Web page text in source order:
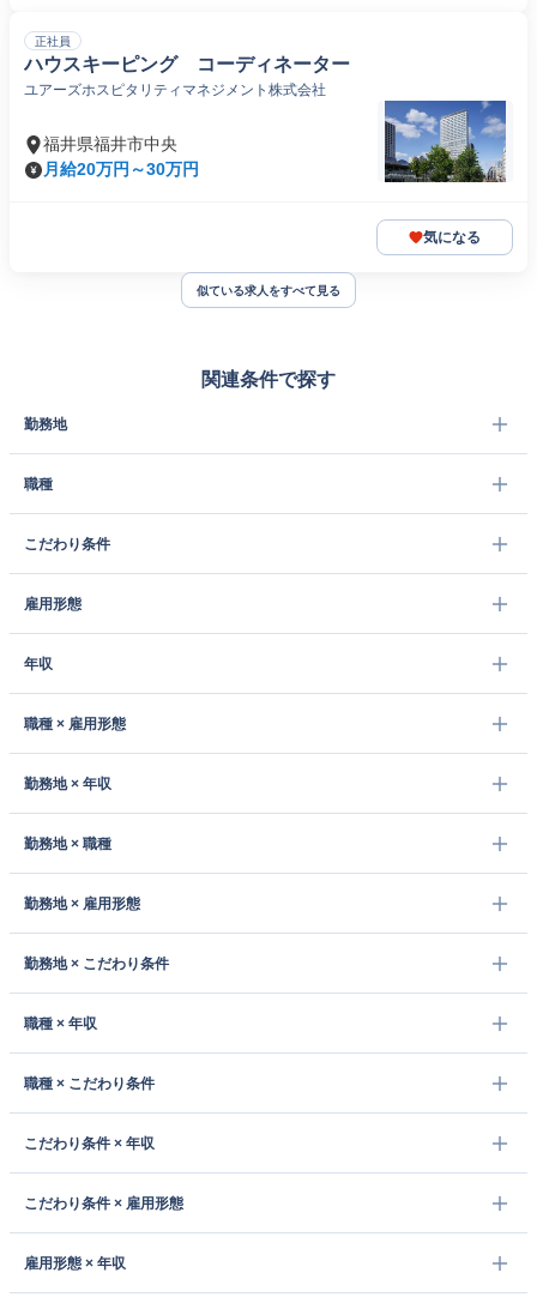
正社員
ハウスキーピング コーディネーター
ユアーズホスピタリティマネジメント株式会社
福井県福井市中央
月給20万円～30万円
気になる
似ている求人をすべて見る
関連条件で探す
勤務地
職種
こだわり条件
雇用形態
年収
職種 × 雇用形態
勤務地 × 年収
勤務地 × 職種
勤務地 × 雇用形態
勤務地 × こだわり条件
職種 × 年収
職種 × こだわり条件
こだわり条件 × 年収
こだわり条件 × 雇用形態
雇用形態 × 年収